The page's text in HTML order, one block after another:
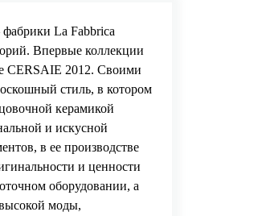
фабрики La Fabbrica
Впервые коллекции
CERSAIE 2012. Своими
стиль, в котором
керамикой
и искусной
в ее производстве
и ценности
оборудовании, а
моды,